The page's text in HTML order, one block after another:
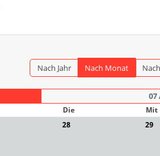
Nach Jahr Nach Monat
07
Die
Mit
28 29